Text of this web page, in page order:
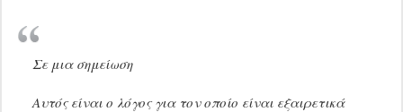
Σε μια σημείωση
Αυτός είναι ο λόγος για τον οποίο είναι εξαιρετικά